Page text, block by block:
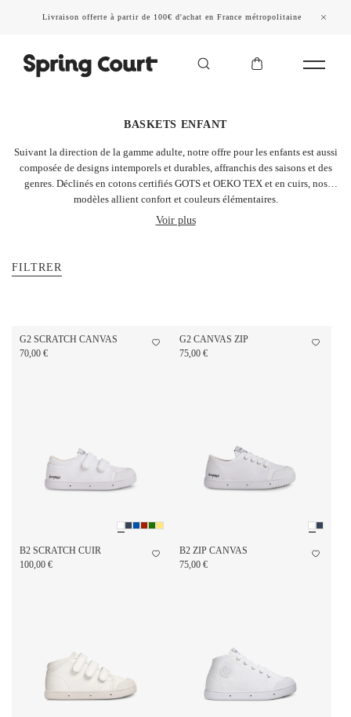
Livraison offerte à partir de 100€ d'achat en France métropolitaine
BASKETS ENFANT
Suivant la direction de la gamme adulte, notre offre pour les enfants est aussi
composée de designs intemporels et durables, affranchis des saisons et des
genres. Déclinés en cotons certifiés GOTS et OEKO TEX et en cuirs, nos
modèles allient confort et couleurs élémentaires.
Voir plus
FILTRER
G2 SCRATCH CANVAS
70,00 €
G2 CANVAS ZIP
75,00 €
B2 SCRATCH CUIR
100,00 €
B2 ZIP CANVAS
75,00 €